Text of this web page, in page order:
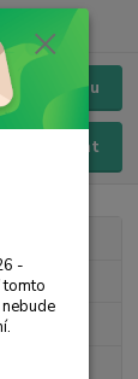
Menu
Hledat
-